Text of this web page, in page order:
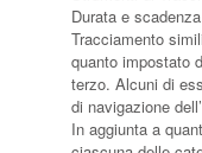
Durata e
Tracciamento
quanto impostato
terzo. Alcuni di
di navigazione
In aggiunta a